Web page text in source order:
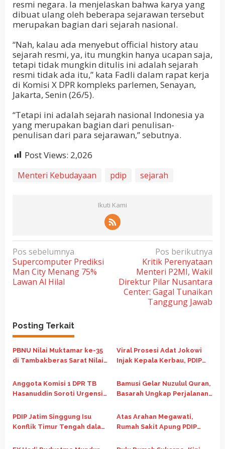
resmi negara. Ia menjelaskan bahwa karya yang
dibuat ulang oleh beberapa sejarawan tersebut
merupakan bagian dari sejarah nasional.
“Nah, kalau ada menyebut official history atau
sejarah resmi, ya, itu mungkin hanya ucapan saja,
tetapi tidak mungkin ditulis ini adalah sejarah
resmi tidak ada itu,” kata Fadli dalam rapat kerja
di Komisi X DPR kompleks parlemen, Senayan,
Jakarta, Senin (26/5).
“Tetapi ini adalah sejarah nasional Indonesia ya
yang merupakan bagian dari penulisan-
penulisan dari para sejarawan,” sebutnya.
Post Views: 2,026
Menteri Kebudayaan pdip sejarah
Ikuti Kami
N
a
v
a
s
i
p
o
s
Pos sebelumnya
Supercomputer Prediksi
Man City Menang 75%
Lawan Al Hilal
Pos berikutnya
Kritik Perenyataan
Menteri P2MI, Wakil
Direktur Pilar Nusantara
Center: Gagal Tunaikan
Tanggung Jawab
Posting Terkait
PBNU Nilai Muktamar ke-35
di Tambakberas Sarat Nilai
Viral Prosesi Adat Jokowi
Injak Kepala Kerbau, PDIP
Masih Lokal
Anggota Komisi 1 DPR TB
Hasanuddin Soroti Urgensi
RUU TNI
Bamusi Gelar Nuzulul Quran,
Basarah Ungkap Perjalanan
PDIP Jatim Singgung Isu
Konflik Timur Tengah dalam
Atas Arahan Megawati,
Rumah Sakit Apung PDIP
Terdampak Bencana